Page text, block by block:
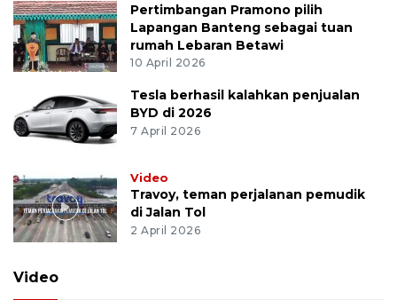
Pertimbangan Pramono pilih
Lapangan Banteng sebagai tuan
rumah Lebaran Betawi
10 April 2026
Tesla berhasil kalahkan penjualan
BYD di 2026
7 April 2026
Video
Travoy, teman perjalanan pemudik
di Jalan Tol
2 April 2026
Video